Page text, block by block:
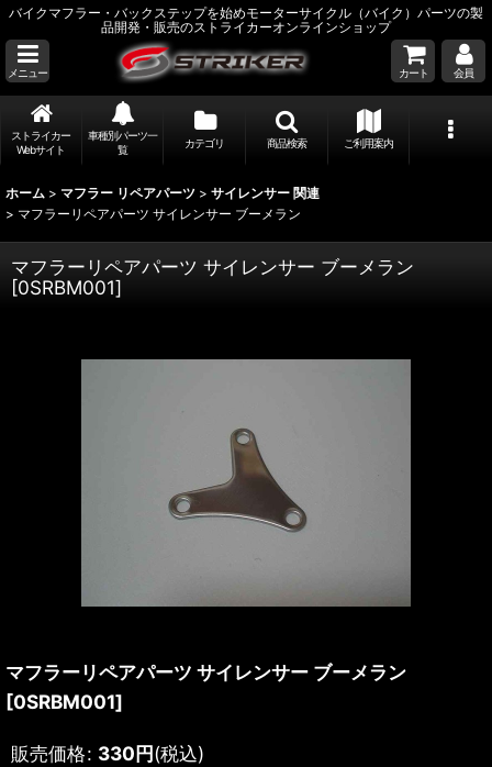
バイクマフラー・バックステップを始めモーターサイクル（バイク）パーツの製
品開発・販売のストライカーオンラインショップ
メニュー カート 会員
ストライカー
Webサイト
車種別パーツ一
覧
カテゴリ 商品検索 ご利用案内
ホーム > マフラー リペアパーツ > サイレンサー 関連
> マフラーリペアパーツ サイレンサー ブーメラン
マフラーリペアパーツ サイレンサー ブーメラン
[0SRBM001]
マフラーリペアパーツ サイレンサー ブーメラン
[0SRBM001]
販売価格: 330円(税込)